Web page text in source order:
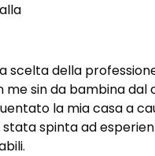
scelta della
sin da bambina
la mia casa a
spinta ad